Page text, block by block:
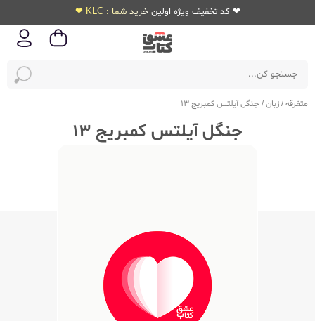
❤ کد تخفیف ویژه اولین خرید شما : KLC ❤
متفرقه/زبان/ جنگل آیلتس کمبریج 13
جنگل آیلتس کمبریج 13